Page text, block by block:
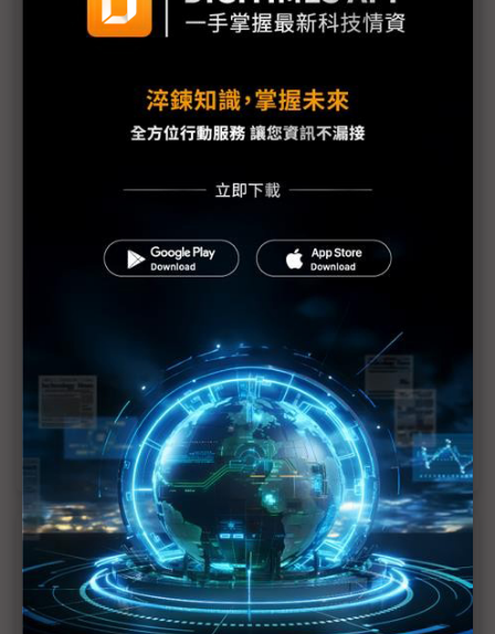
SDC加速轉換事業結構：瞄準蘋果IT產品、QD-OLED
SDC 1Q23業績微涼，目標2~3年後8.6代OLED產線運
不讓三星獨啖蘋果 樂金8代OLED鴨子划水
OLED市場萎縮 誰有望逆風崛起？
OLED供應鏈 等待蘋果光照耀中小尺寸市場
OLED NB快速成長 成市場新藍海
近７天熱門報導
MLCC訂單過熱、出貨比創高 村田示警全球AI基
建熱潮將趨緩